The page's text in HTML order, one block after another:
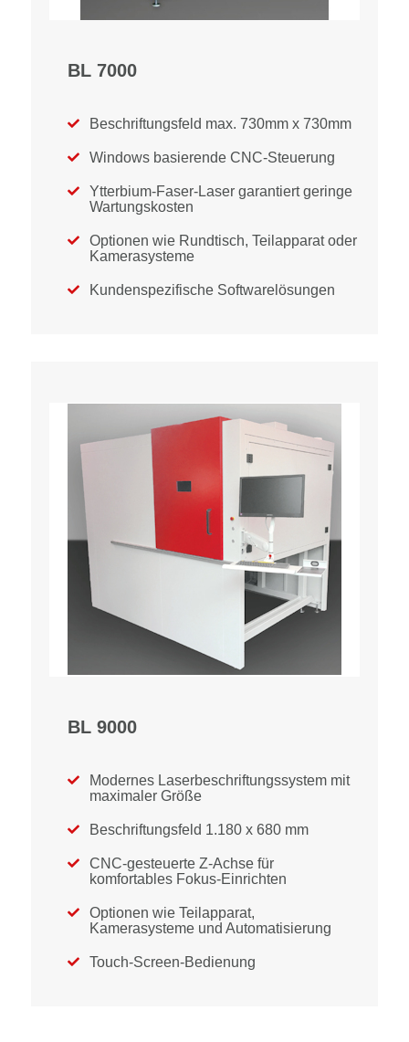
BL 7000
 Beschriftungsfeld max. 730mm x 730mm
 Windows basierende CNC-Steuerung

Ytterbium-Faser-Laser garantiert geringe
Wartungskosten

Optionen wie Rundtisch, Teilapparat oder
Kamerasysteme
 Kundenspezifische Softwarelösungen
BL 9000

Modernes Laserbeschriftungssystem mit
maximaler Größe
 Beschriftungsfeld 1.180 x 680 mm

CNC-gesteuerte Z-Achse für
komfortables Fokus-Einrichten

Optionen wie Teilapparat,
Kamerasysteme und Automatisierung
 Touch-Screen-Bedienung